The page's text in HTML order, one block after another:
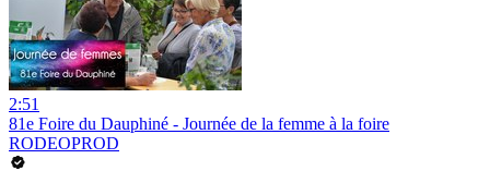
2:51
81e Foire du Dauphiné - Journée de la femme à la foire
RODEOPROD